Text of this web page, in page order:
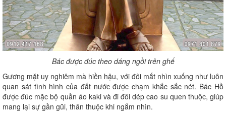
Bác được đúc theo dáng ngồi trên ghế
Gương mặt uy nghiêm mà hiền hậu, với đôi mắt nhìn xuống như luôn
quan sát tình hình của đất nước được chạm khắc sắc nét. Bác Hồ
được đúc mặc bộ quần áo kaki và đi đôi dép cao su quen thuộc, giúp
mang lại sự gần gũi, thân thuộc khi ngắm nhìn.